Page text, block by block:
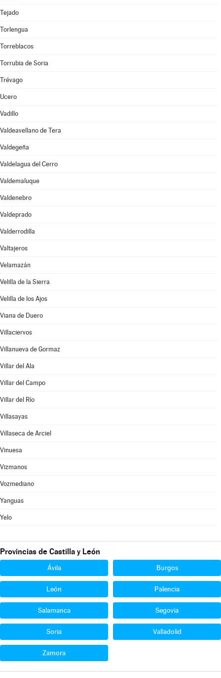
Tejado
Torlengua
Torreblacos
Torrubia de Soria
Trévago
Ucero
Vadillo
Valdeavellano de Tera
Valdegeña
Valdelagua del Cerro
Valdemaluque
Valdenebro
Valdeprado
Valderrodilla
Valtajeros
Velamazán
Velilla de la Sierra
Velilla de los Ajos
Viana de Duero
Villaciervos
Villanueva de Gormaz
Villar del Ala
Villar del Campo
Villar del Río
Villasayas
Villaseca de Arciel
Vinuesa
Vizmanos
Vozmediano
Yanguas
Yelo
Provincias de Castilla y León
Ávila Burgos
León Palencia
Salamanca Segovia
Soria Valladolid
Zamora